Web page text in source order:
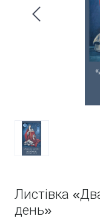
Листівка
день»